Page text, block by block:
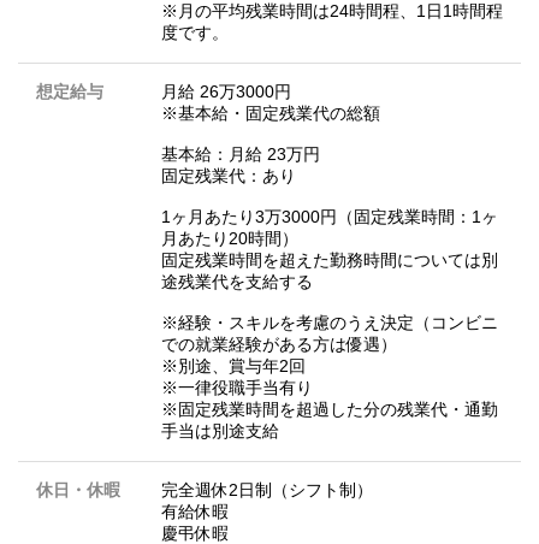
※月の平均残業時間は24時間程、1日1時間程
度です。
想定給与
月給 26万3000円
※基本給・固定残業代の総額
基本給：月給 23万円
固定残業代：あり
1ヶ月あたり3万3000円（固定残業時間：1ヶ
月あたり20時間）
固定残業時間を超えた勤務時間については別
途残業代を支給する
※経験・スキルを考慮のうえ決定（コンビニ
での就業経験がある方は優遇）
※別途、賞与年2回
※一律役職手当有り
※固定残業時間を超過した分の残業代・通勤
手当は別途支給
休日・休暇
完全週休2日制（シフト制）
有給休暇
慶弔休暇